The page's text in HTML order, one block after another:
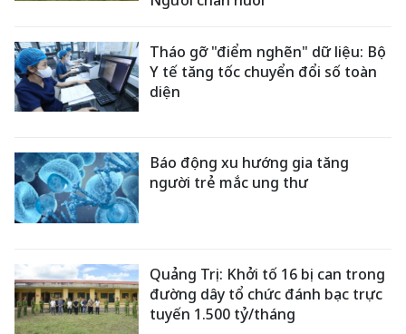
Tháo gỡ "điểm nghẽn" dữ liệu: Bộ
Y tế tăng tốc chuyển đổi số toàn
diện
Báo động xu hướng gia tăng
người trẻ mắc ung thư
Quảng Trị: Khởi tố 16 bị can trong
đường dây tổ chức đánh bạc trực
tuyến 1.500 tỷ/tháng